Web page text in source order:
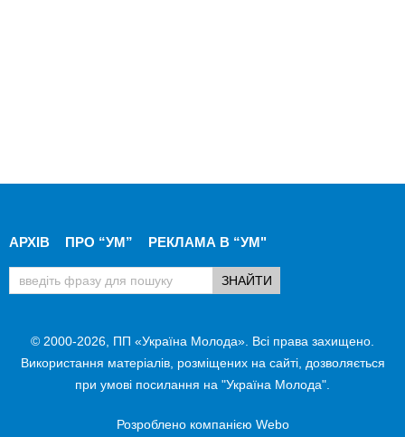
АРХІВ ПРО “УМ” РЕКЛАМА В “УМ"
© 2000-2026, ПП «Україна Молода». Всі права захищено.
Використання матеріалів, розміщених на сайті, дозволяється
при умові посилання на "Україна Молода".
Розроблено компанією Webo